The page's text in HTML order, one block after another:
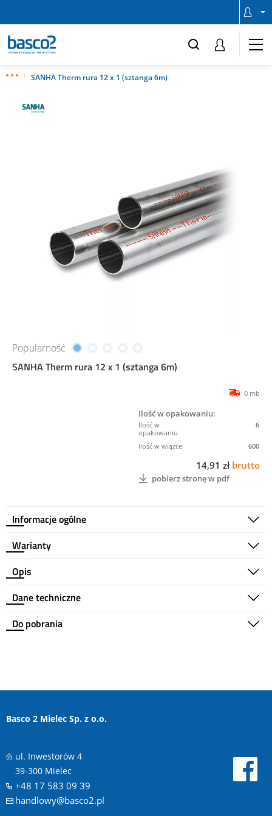
SANHA Therm rura 12 x 1 (sztanga 6m)
Popularność
SANHA Therm rura 12 x 1 (sztanga 6m)
Informacje ogólne
0 mb
Ilość w opakowaniu:
6
600
14,91 zł brutto
pobierz stronę w pdf
Warianty
Opis
Dane techniczne
Do pobrania
Basco 2 Mielec Sp. z o.o.
ul. Inwestorów 4
39-300 Mielec
+48 17 583 09 39
handlowy@basco2.pl